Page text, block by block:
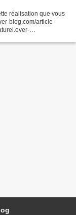
réalisation que vous
blog.com/article-